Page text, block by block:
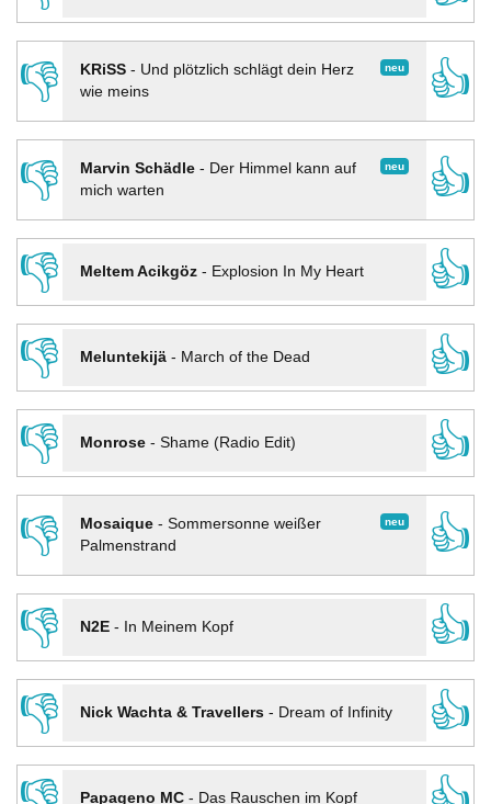
👎
neu
KRiSS- Und plötzlich schlägt dein Herz
wie meins
👍
👎 neu
Marvin Schädle- Der Himmel kann auf
mich warten
👍
👎
Meltem Acikgöz- Explosion In My Heart
👍
👎
Meluntekijä- March of the Dead
👍
👎
Monrose- Shame (Radio Edit)
👍
👎
neu
Mosaique- Sommersonne weißer
Palmenstrand
👍
👎
N2E- In Meinem Kopf
👍
👎
Nick Wachta & Travellers- Dream of Infinity
👍
Papageno MC- Das Rauschen im Kopf